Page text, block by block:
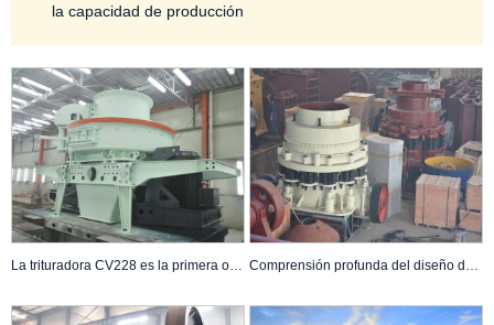
la capacidad de producción